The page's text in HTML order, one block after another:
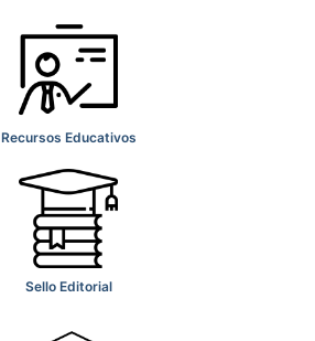
Recursos Educativos
Sello Editorial